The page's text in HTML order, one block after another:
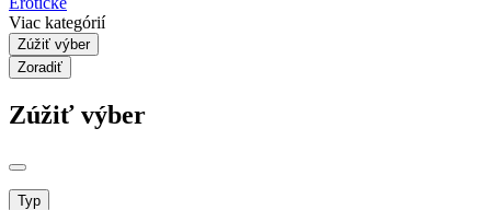
Viac kategórií
Zúžiť výber
Zoradiť
Zúžiť výber
Typ